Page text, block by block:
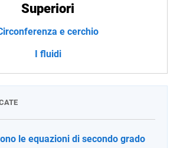
Superiori
e cerchio
I fluidi
le equazioni di secondo grado